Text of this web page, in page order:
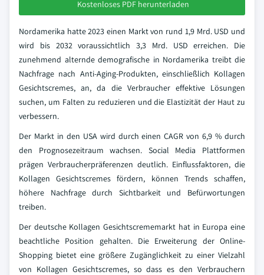
Kostenloses PDF herunterladen
Nordamerika hatte 2023 einen Markt von rund 1,9 Mrd. USD und
wird bis 2032 voraussichtlich 3,3 Mrd. USD erreichen. Die
zunehmend alternde demografische in Nordamerika treibt die
Nachfrage nach Anti-Aging-Produkten, einschließlich Kollagen
Gesichtscremes, an, da die Verbraucher effektive Lösungen
suchen, um Falten zu reduzieren und die Elastizität der Haut zu
verbessern.
Der Markt in den USA wird durch einen CAGR von 6,9 % durch
den Prognosezeitraum wachsen. Social Media Plattformen
prägen Verbraucherpräferenzen deutlich. Einflussfaktoren, die
Kollagen Gesichtscremes fördern, können Trends schaffen,
höhere Nachfrage durch Sichtbarkeit und Befürwortungen
treiben.
Der deutsche Kollagen Gesichtscrememarkt hat in Europa eine
beachtliche Position gehalten. Die Erweiterung der Online-
Shopping bietet eine größere Zugänglichkeit zu einer Vielzahl
von Kollagen Gesichtscremes, so dass es den Verbrauchern